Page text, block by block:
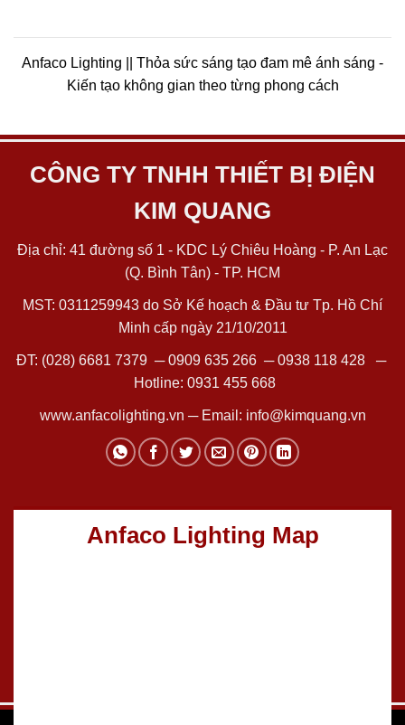
Anfaco Lighting || Thỏa sức sáng tạo đam mê ánh sáng -
Kiến tạo không gian theo từng phong cách
CÔNG TY TNHH THIẾT BỊ ĐIỆN
KIM QUANG
Địa chỉ: 41 đường số 1 - KDC Lý Chiêu Hoàng - P. An Lạc
(Q. Bình Tân) - TP. HCM
MST: 0311259943 do Sở Kế hoạch & Đầu tư Tp. Hồ Chí
Minh cấp ngày 21/10/2011
ĐT: (028) 6681 7379 ─0909 635 266─0938 118 428─
Hotline: 0931 455 668
www.anfacolighting.vn ─ Email: info@kimquang.vn
Anfaco Lighting Map